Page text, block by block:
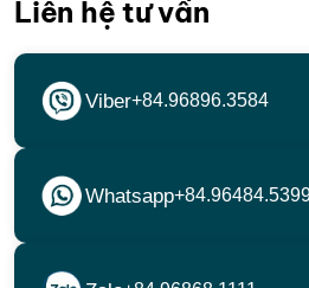
Liên hệ tư vấn
Viber+84.96896.3584
Whatsapp